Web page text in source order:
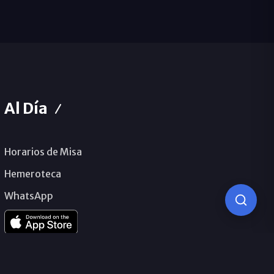
Al Día
Horarios de Misa
Hemeroteca
WhatsApp